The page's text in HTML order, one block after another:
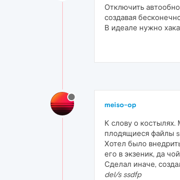
Отключить
создавая
В идеале нужно
meiso-op
К слову о
плодящиеся файлы
Хотел было
его в экзеник, да
Сделал иначе,
del/s ssdfp